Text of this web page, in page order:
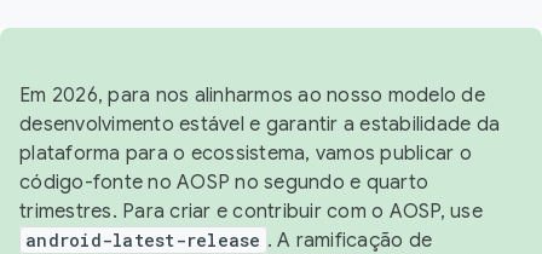
Em 2026, para nos alinharmos ao nosso modelo de
desenvolvimento estável e garantir a estabilidade da
plataforma para o ecossistema, vamos publicar o
código-fonte no AOSP no segundo e quarto
trimestres. Para criar e contribuir com o AOSP, use
android-latest-release . A ramificação de